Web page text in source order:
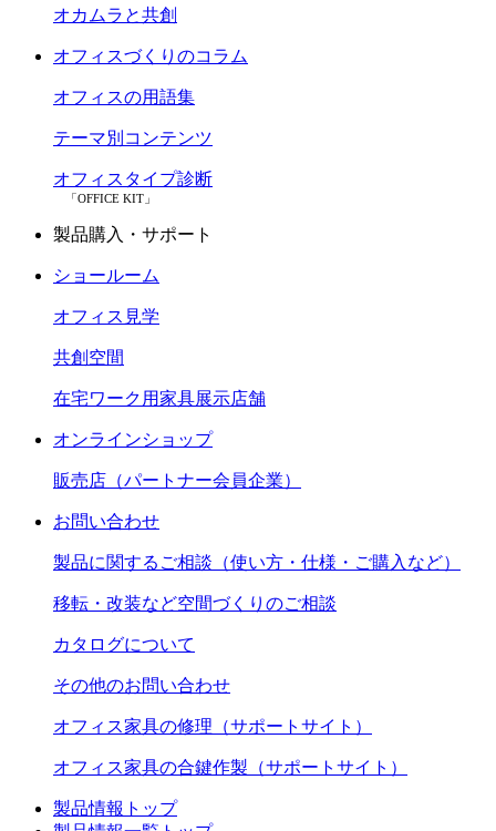
オカムラと共創
オフィスづくりのコラム
オフィスの用語集
テーマ別コンテンツ
オフィスタイプ診断
「OFFICE KIT」
製品購入・サポート
ショールーム
オフィス見学
共創空間
在宅ワーク用家具展示店舗
オンラインショップ
販売店（パートナー会員企業）
お問い合わせ
製品に関するご相談（使い方・仕様・ご購入など）
移転・改装など空間づくりのご相談
カタログについて
その他のお問い合わせ
オフィス家具の修理（サポートサイト）
オフィス家具の合鍵作製（サポートサイト）
製品情報トップ